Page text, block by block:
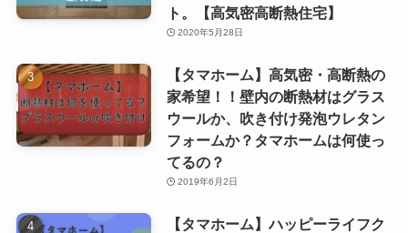
ト。【高気密高断熱住宅】
2020年5月28日
【タマホーム】高気密・高断熱の
家希望！！壁内の断熱材はグラス
ウールか、吹き付け発泡ウレタン
フォームか？タマホームは何使っ
てるの？
2019年6月2日
【タマホーム】ハッピーライフク